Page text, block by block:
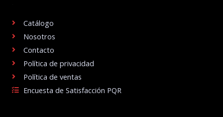
Catálogo
Nosotros
Contacto
Política de privacidad
Política de ventas
Encuesta de Satisfacción PQR